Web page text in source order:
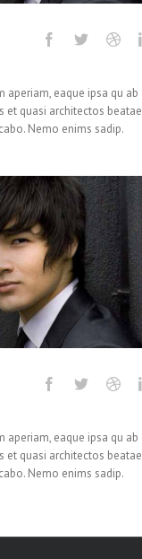
aperiam, eaque ipsa qu ab
et quasi architectos beatae
Nemo enims sadip.
aperiam, eaque ipsa qu ab
et quasi architectos beatae
Nemo enims sadip.